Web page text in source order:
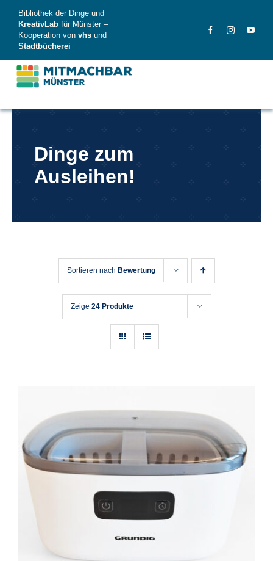
content
Bibliothek der Dinge und
KreativLab für Münster –
Kooperation von vhs und
Stadtbücherei
DingeDinge zum
Ausleihen!
Sortieren nach Bewertung
Zeige 24 Produkte